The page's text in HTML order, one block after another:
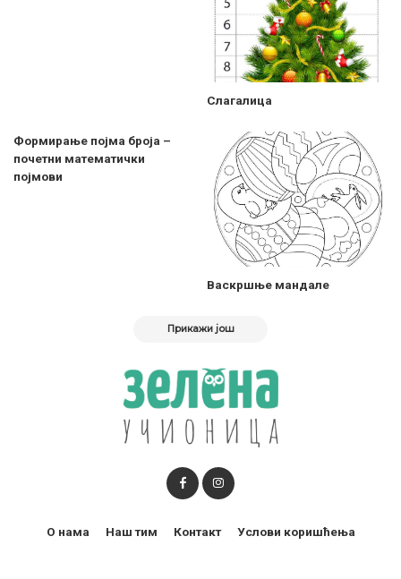
Слагалица
Формирање појма броја –
почетни математички
појмови
Васкршње мандале
Прикажи још
О нама Наш тим Контакт Услови коришћења